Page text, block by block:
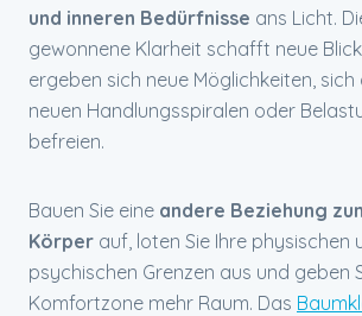
und inneren Bedürfnisse ans Licht.
gewonnene Klarheit schafft neue
ergeben sich neue Möglichkeiten,
neuen Handlungsspiralen oder
befreien.
Bauen Sie eine andere Beziehung
Körper auf, loten Sie Ihre physischen
psychischen Grenzen aus und geben
Komfortzone mehr Raum. Das